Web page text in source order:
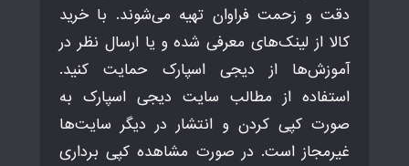
دقت و زحمت فراوان تهیه می‌شوند. با خرید
کالا از لینک‌های معرفی شده و یا ارسال نظر در
آموزش‌ها از دیجی اسپارک حمایت کنید.
استفاده از مطالب سایت دیجی اسپارک به
صورت کپی کردن و انتشار در دیگر سایت‌ها
غیرمجاز است. در صورت مشاهده کپی برداری